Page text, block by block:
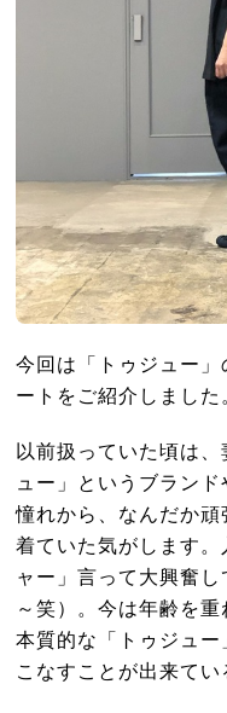
今回は「トゥジュー
ートをご紹介しました
以前扱っていた頃は
ュー」というブラン
憧れから、なんだか
着ていた気がします
ャー」言って大興奮
～笑）。今は年齢を
本質的な「トゥジュ
こなすことが出来てい